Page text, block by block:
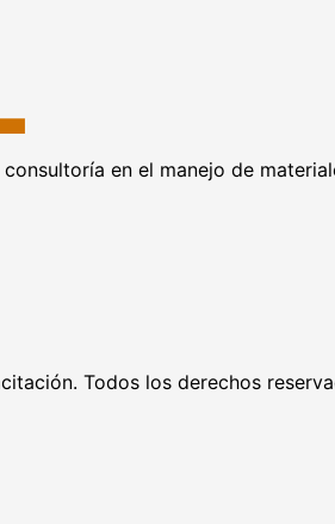
en el manejo de
Todos los derechos